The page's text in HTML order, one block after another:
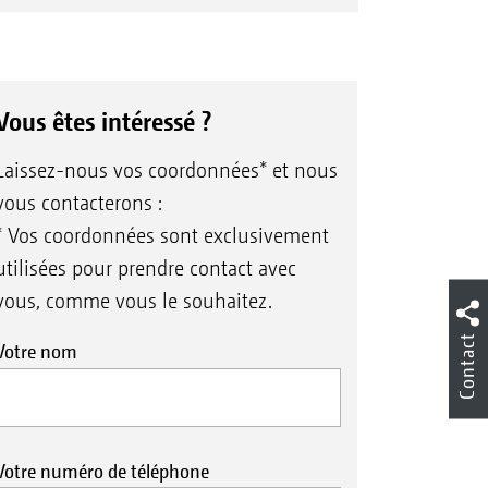
partenaire SAV.
d’un seul coup d'œil toutes les
de votre machine
êtes intéressé ?
nous vos coordonnées* et nous
contacterons :
Vos coordonnées sont exclusivement
pour prendre contact avec
comme vous le souhaitez.
nom
numéro de téléphone
Contact